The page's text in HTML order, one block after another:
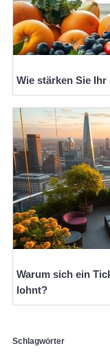
Wie stärken Sie
Warum sich ein
lohnt?
Schlagwörter